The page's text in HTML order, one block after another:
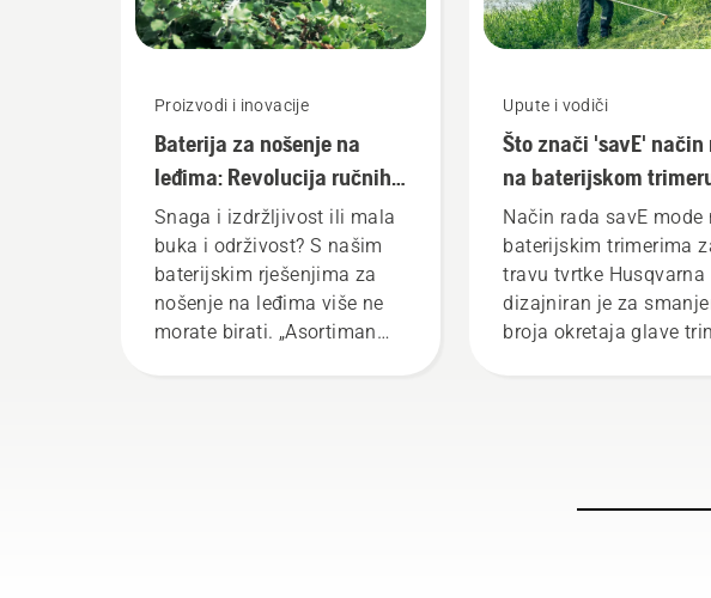
Proizvodi i inovacije
Baterija za nošenje na
leđima: Revolucija ručnih
baterijskih alata
Snaga i izdržljivost ili mala
buka i održivost? S našim
baterijskim rješenjima za
nošenje na leđima više ne
morate birati. „Asortiman
Upute i vodiči
Što znači 'savE' način
na baterijskom
Način rada savE mode
baterijskim trimerima
travu tvrtke Husqvarna
dizajniran je za
broja okretaja glave
rada savE uključuje se i